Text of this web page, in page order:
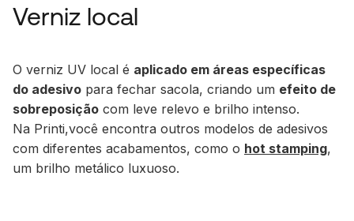
Verniz local
O verniz UV local é aplicado em áreas específicas
do adesivo para fechar sacola, criando um efeito de
sobreposição com leve relevo e brilho intenso.
Na Printi,você encontra outros modelos de adesivos
com diferentes acabamentos, como o hot stamping,
um brilho metálico luxuoso.